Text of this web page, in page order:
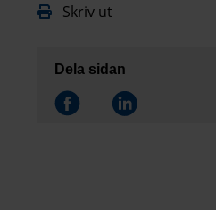
Skriv ut
Dela sidan
Dela på